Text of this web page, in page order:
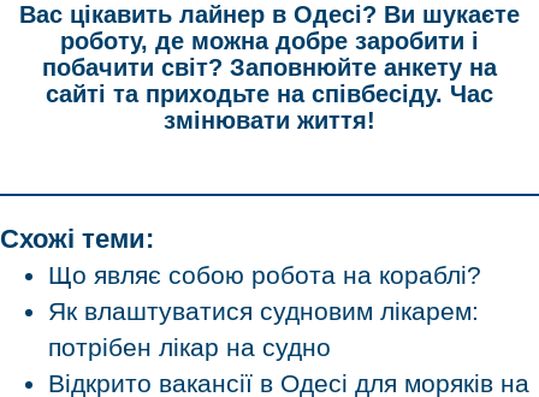
Вас цікавить лайнер в Одесі? Ви шукаєте
роботу, де можна добре заробити і
побачити світ? Заповнюйте анкету на
сайті та приходьте на співбесіду. Час
змінювати життя!
Схожі теми:
Що являє собою робота на кораблі?
Як влаштуватися судновим лікарем:
потрібен лікар на судно
Відкрито вакансії в Одесі для моряків на